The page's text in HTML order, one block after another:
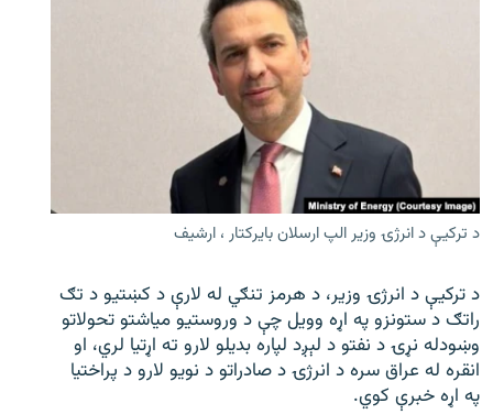
د ترکیې د انرژۍ وزیر الپ ارسلان بایرکتار ، ارشیف
د ترکیې د انرژۍ وزیر، د هرمز تنګي له لارې د کښتیو د تګ
راتګ د ستونزو په اړه وویل چې د وروستیو میاشتو تحولاتو
وښودله نړۍ د نفتو د لېږد لپاره بدیلو لارو ته اړتیا لري، او
انقره له عراق سره د انرژۍ د صادراتو د نویو لارو د پراختیا
په اړه خبرې کوي.